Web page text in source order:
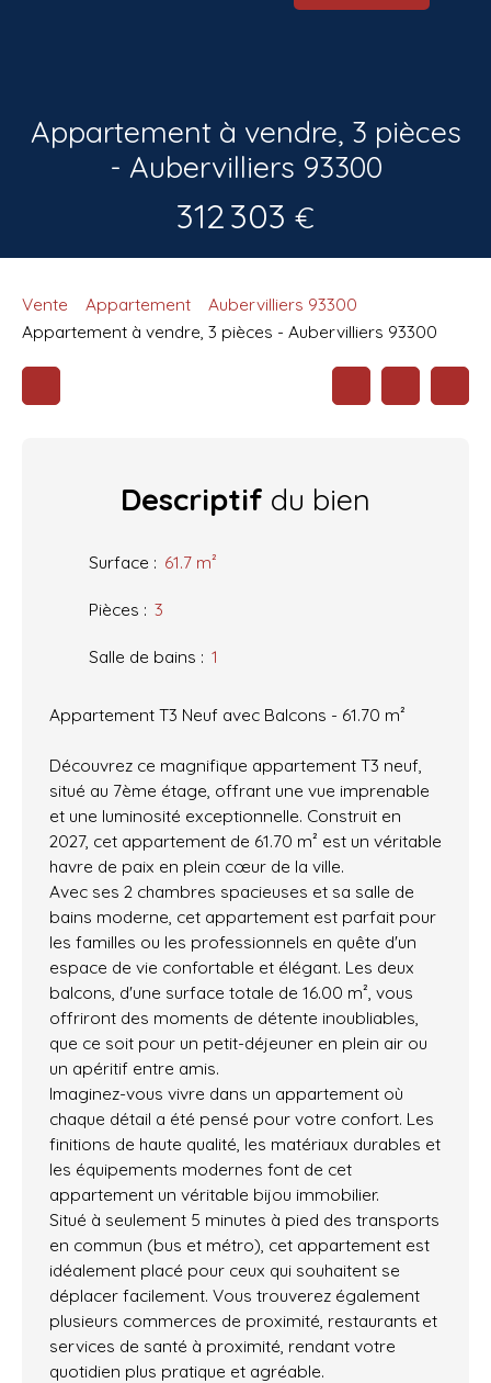
Appartement à vendre, 3 pièces
- Aubervilliers 93300
312 303 €
Vente Appartement
Aubervilliers 93300
Appartement à vendre, 3 pièces - Aubervilliers 93300
Descriptif du bien
Surface : 61.7 m²
Pièces : 3
Salle de bains : 1
Appartement T3 Neuf avec Balcons - 61.70 m²
Découvrez ce magnifique appartement T3 neuf,
situé au 7ème étage, offrant une vue imprenable
et une luminosité exceptionnelle. Construit en
2027, cet appartement de 61.70 m² est un véritable
havre de paix en plein cœur de la ville.
Avec ses 2 chambres spacieuses et sa salle de
bains moderne, cet appartement est parfait pour
les familles ou les professionnels en quête d'un
espace de vie confortable et élégant. Les deux
balcons, d'une surface totale de 16.00 m², vous
offriront des moments de détente inoubliables,
que ce soit pour un petit-déjeuner en plein air ou
un apéritif entre amis.
Imaginez-vous vivre dans un appartement où
chaque détail a été pensé pour votre confort. Les
finitions de haute qualité, les matériaux durables et
les équipements modernes font de cet
appartement un véritable bijou immobilier.
Situé à seulement 5 minutes à pied des transports
en commun (bus et métro), cet appartement est
idéalement placé pour ceux qui souhaitent se
déplacer facilement. Vous trouverez également
plusieurs commerces de proximité, restaurants et
services de santé à proximité, rendant votre
quotidien plus pratique et agréable.